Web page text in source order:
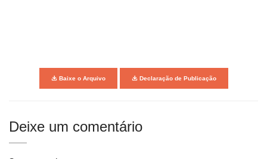
Baixe o Arquivo Declaração de Publicação
Deixe um comentário